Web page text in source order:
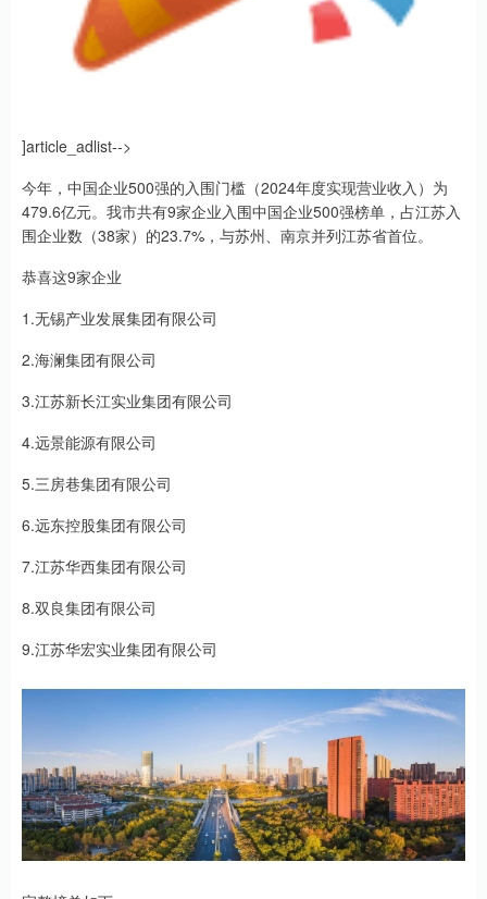
]article_adlist-->
今年，中国企业500强的入围门槛（2024年度实现营业收入）为
479.6亿元。我市共有9家企业入围中国企业500强榜单，占江苏入
围企业数（38家）的23.7%，与苏州、南京并列江苏省首位。
恭喜这9家企业
1.无锡产业发展集团有限公司
2.海澜集团有限公司
3.江苏新长江实业集团有限公司
4.远景能源有限公司
5.三房巷集团有限公司
6.远东控股集团有限公司
7.江苏华西集团有限公司
8.双良集团有限公司
9.江苏华宏实业集团有限公司